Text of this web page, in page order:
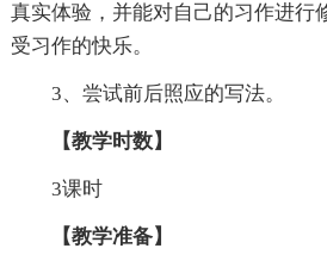
真实体验，并能对自己的习作进行
受习作的快乐。
3、尝试前后照应的写法。
【教学时数】
3课时
【教学准备】